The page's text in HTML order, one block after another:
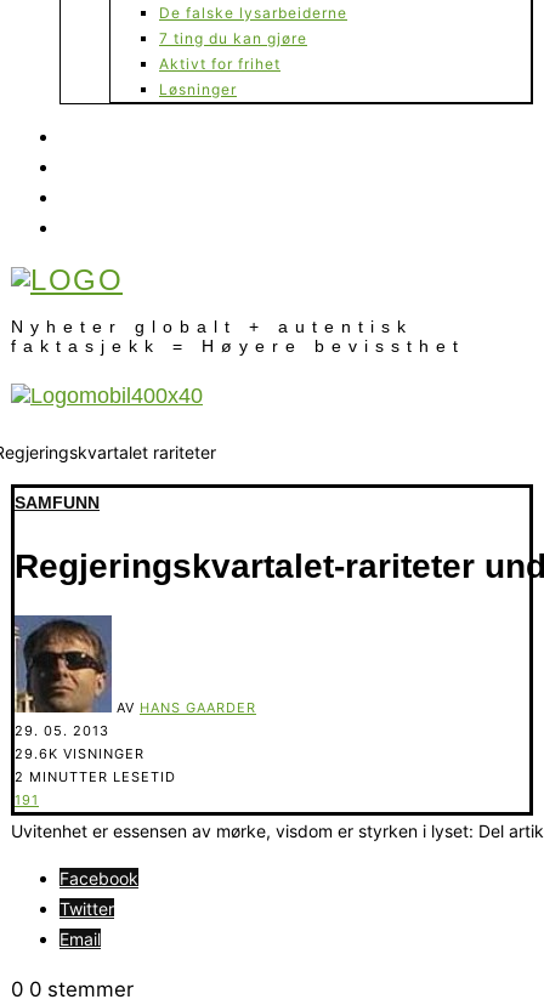
De falske lysarbeiderne
7 ting du kan gjøre
Aktivt for frihet
Løsninger
Nyheter globalt + autentisk
faktasjekk = Høyere bevissthet
SAMFUNN
Regjeringskvartalet-rariteter
AV HANS GAARDER
29. 05. 2013
29.6K VISNINGER
2 MINUTTER LESETID
191
Uvitenhet er essensen av mørke, visdom er styrken i lyset: Del
Facebook
Twitter
Email
0 0 stemmer